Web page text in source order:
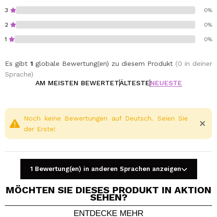
Cruelty free.
3 0%
2 0%
1 0%
Es gibt 1 globale Bewertung(en) zu diesem Produkt (0 in deiner
Sprache)
AM MEISTEN BEWERTETÄLTESTENEUESTE
Noch keine Bewertungen auf Deutsch. Seien Sie
der Erste!
1 Bewertung(en) in anderen Sprachen anzeigen
MÖCHTEN SIE DIESES PRODUKT IN AKTION
SEHEN?
ENTDECKE MEHR